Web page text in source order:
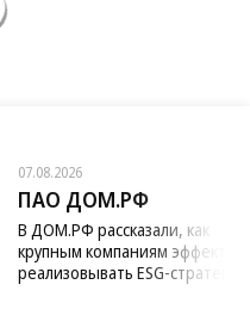
07.08.2026
ПАО ДОМ.РФ
В ДОМ.РФ рассказали, как
крупным компаниям
реализовывать ESG-стратегию